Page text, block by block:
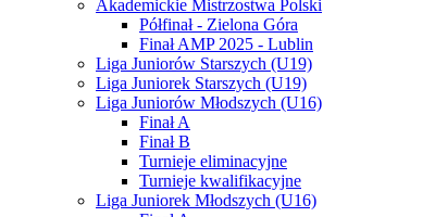
Akademickie Mistrzostwa Polski
Półfinał - Zielona Góra
Finał AMP 2025 - Lublin
Liga Juniorów Starszych (U19)
Liga Juniorek Starszych (U19)
Liga Juniorów Młodszych (U16)
Finał A
Finał B
Turnieje eliminacyjne
Turnieje kwalifikacyjne
Liga Juniorek Młodszych (U16)